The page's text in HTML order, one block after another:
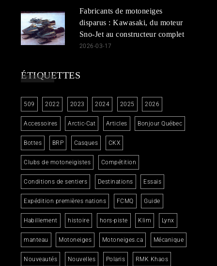
Fabricants de motoneiges
disparus : Kawasaki, du moteur
Sno-Jet au constructeur complet
2026-03-17
ÉTIQUETTES
509 2022 2023 2024 2025 2026
Accessoires Arctic-Cat Articles Bonjour Québec
Bottes BRP Casques CKX
Clubs de motoneigistes Compétition
Conditions de sentiers Destinations Essais
Expédition premières nations FCMQ Guide
Habillement histoire hors-piste Klim Lynx
manteau Motoneiges Motoneiges.ca Mécanique
Nouveautés Nouvelles Polaris RMK Khaos